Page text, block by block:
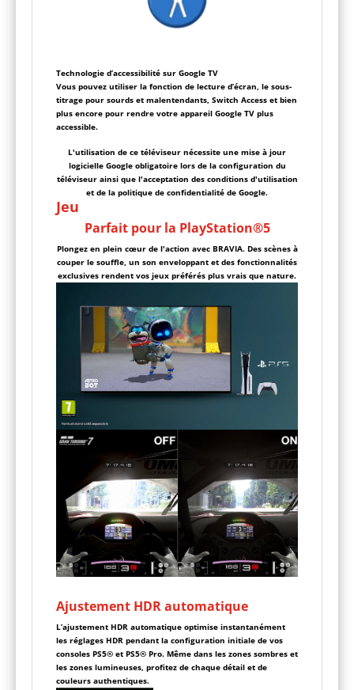
Technologie d’accessibilité sur Google TV
Vous pouvez utiliser la fonction de lecture d’écran, le sous-
titrage pour sourds et malentendants, Switch Access et bien
plus encore pour rendre votre appareil Google TV plus
accessible.
L'utilisation de ce téléviseur nécessite une mise à jour
logicielle Google obligatoire lors de la configuration du
téléviseur ainsi que l'acceptation des conditions d'utilisation
et de la politique de confidentialité de Google.
Jeu
Parfait pour la PlayStation®5
Plongez en plein cœur de l'action avec BRAVIA. Des scènes à
couper le souffle, un son enveloppant et des fonctionnalités
exclusives rendent vos jeux préférés plus vrais que nature.
Ajustement HDR automatique
L’ajustement HDR automatique optimise instantanément
les réglages HDR pendant la configuration initiale de vos
consoles PS5® et PS5® Pro. Même dans les zones sombres et
les zones lumineuses, profitez de chaque détail et de
couleurs authentiques.